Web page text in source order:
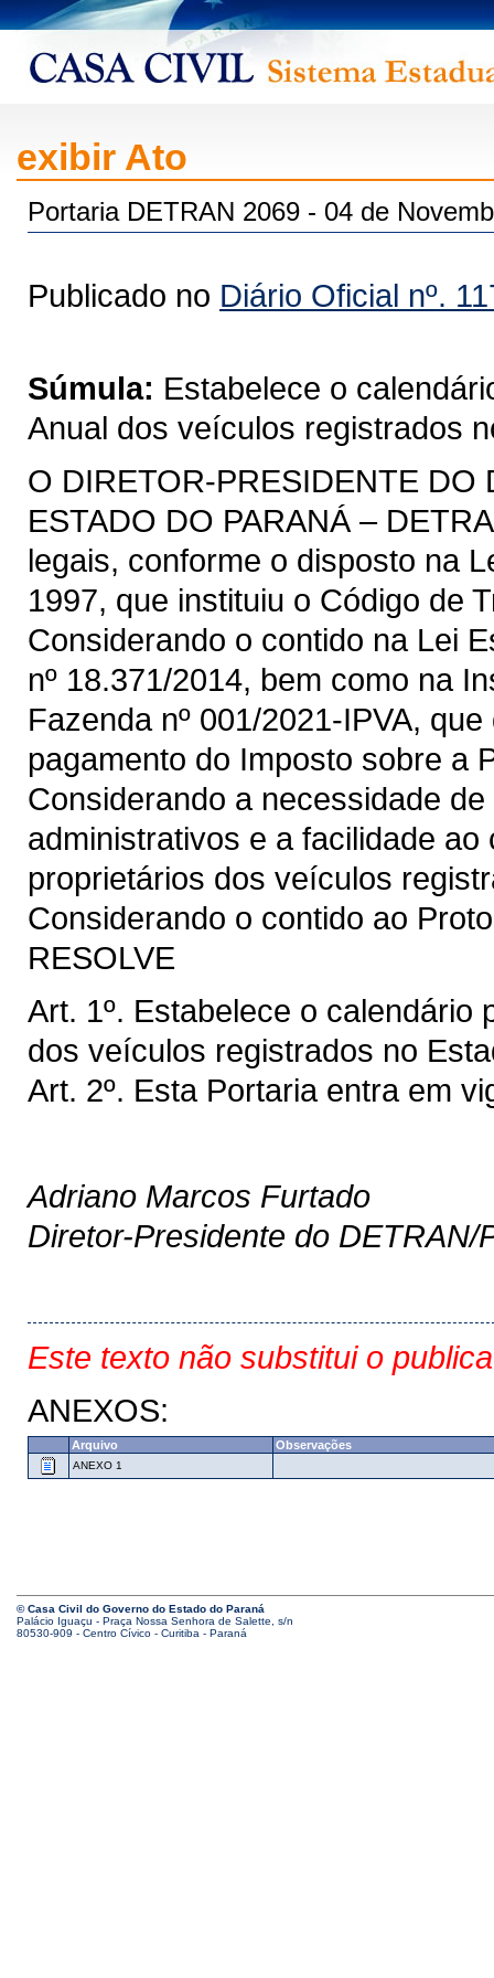
exibir Ato
Portaria DETRAN 2069 - 04 de
Publicado no Diário Oficial nº.
Súmula: Estabelece o
Anual dos veículos registrados
O DIRETOR-PRESIDENTE DO
ESTADO DO PARANÁ –
legais, conforme o disposto na
1997, que instituiu o Código de
Considerando o contido na Lei
nº 18.371/2014, bem como na
Fazenda nº 001/2021-IPVA,
pagamento do Imposto sobre a
Considerando a necessidade
administrativos e a facilidade
proprietários dos veículos
Considerando o contido ao
RESOLVE
Art. 1º. Estabelece o calendário
dos veículos registrados no
Art. 2º. Esta Portaria entra em
Adriano Marcos Furtado
Diretor-Presidente do DETRAN/
Este texto não substitui o
ANEXOS:
Arquivo Observações
ANEXO 1
© Casa Civil do Governo do Estado do Paraná
Palácio Iguaçu - Praça Nossa Senhora de Salette, s/n
80530-909 - Centro Cívico - Curitiba - Paraná